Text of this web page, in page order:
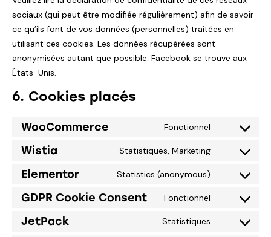
sociaux (qui peut être modifiée régulièrement) afin de savoir
ce qu’ils font de vos données (personnelles) traitées en
utilisant ces cookies. Les données récupérées sont
anonymisées autant que possible. Facebook se trouve aux
États-Unis.
6. Cookies placés
WooCommerce Fonctionnel
Wistia Statistiques, Marketing
Elementor Statistics (anonymous)
GDPR Cookie Consent Fonctionnel
JetPack Statistiques